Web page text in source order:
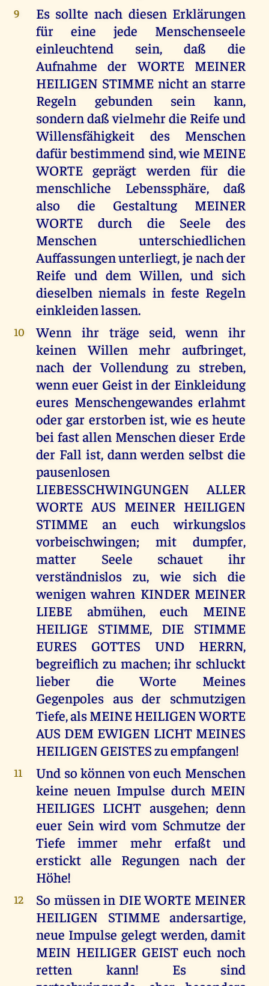
9
Es sollte nach diesen Erklärungen
für eine jede Menschenseele
einleuchtend sein, daß die
Aufnahme der WORTE MEINER
HEILIGEN STIMME nicht an starre
Regeln gebunden sein kann,
sondern daß vielmehr die Reife und
Willensfähigkeit des Menschen
dafür bestimmend sind, wie MEINE
WORTE geprägt werden für die
menschliche Lebenssphäre, daß
also die Gestaltung MEINER
WORTE durch die Seele des
Menschen unterschiedlichen
Auffassungen unterliegt, je nach der
Reife und dem Willen, und sich
dieselben niemals in feste Regeln
einkleiden lassen.
10
Wenn ihr träge seid, wenn ihr
keinen Willen mehr aufbringet,
nach der Vollendung zu streben,
wenn euer Geist in der Einkleidung
eures Menschengewandes erlahmt
oder gar erstorben ist, wie es heute
bei fast allen Menschen dieser Erde
der Fall ist, dann werden selbst die
pausenlosen
LIEBESSCHWINGUNGEN ALLER
WORTE AUS MEINER HEILIGEN
STIMME an euch wirkungslos
vorbeischwingen; mit dumpfer,
matter Seele schauet ihr
verständnislos zu, wie sich die
wenigen wahren KINDER MEINER
LIEBE abmühen, euch MEINE
HEILIGE STIMME, DIE STIMME
EURES GOTTES UND HERRN,
begreiflich zu machen; ihr schluckt
lieber die Worte Meines
Gegenpoles aus der schmutzigen
Tiefe, als MEINE HEILIGEN WORTE
AUS DEM EWIGEN LICHT MEINES
HEILIGEN GEISTES zu empfangen!
11
Und so können von euch Menschen
keine neuen Impulse durch MEIN
HEILIGES LICHT ausgehen; denn
euer Sein wird vom Schmutze der
Tiefe immer mehr erfaßt und
erstickt alle Regungen nach der
Höhe!
12
So müssen in DIE WORTE MEINER
HEILIGEN STIMME andersartige,
neue Impulse gelegt werden, damit
MEIN HEILIGER GEIST euch noch
retten kann! Es sind